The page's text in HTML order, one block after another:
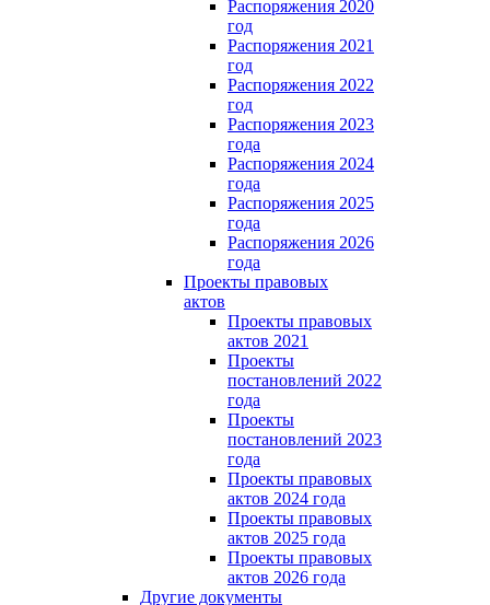
Распоряжения 2020
год
Распоряжения 2021
год
Распоряжения 2022
год
Распоряжения 2023
года
Распоряжения 2024
года
Распоряжения 2025
года
Распоряжения 2026
года
Проекты правовых
актов
Проекты правовых
актов 2021
Проекты
постановлений 2022
года
Проекты
постановлений 2023
года
Проекты правовых
актов 2024 года
Проекты правовых
актов 2025 года
Проекты правовых
актов 2026 года
Другие документы